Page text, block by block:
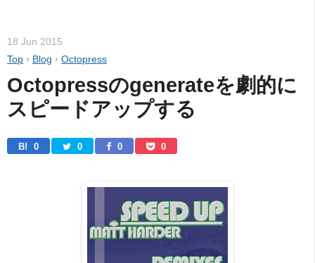
18 Jun 2015
Top › Blog › Octopress
Octopressのgenerateを劇的に
スピードアップする
B! 0 0 0 0